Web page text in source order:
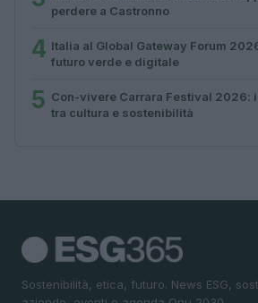
perdere a Castronno
4 Italia al Global Gateway Forum
futuro verde e digitale
5 Con-vivere Carrara Festival 2026:
tra cultura e sostenibilità
Sostenibilità, etica, futuro. News ESG,